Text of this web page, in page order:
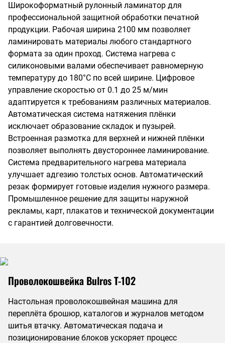
Широкоформатный рулонный ламинатор для
профессиональной защитной обработки печатной
продукции. Рабочая ширина 2100 мм позволяет
ламинировать материалы любого стандартного
формата за один проход. Система нагрева с
силиконовыми валами обеспечивает равномерную
температуру до 180°C по всей ширине. Цифровое
управление скоростью от 0.1 до 25 м/мин
адаптируется к требованиям различных материалов.
Автоматическая система натяжения плёнки
исключает образование складок и пузырей.
Встроенная размотка для верхней и нижней плёнки
позволяет выполнять двустороннее ламинирование.
Система предварительного нагрева материала
улучшает адгезию толстых основ. Автоматический
резак формирует готовые изделия нужного размера.
Промышленное решение для защиты наружной
рекламы, карт, плакатов и технической документации
с гарантией долговечности.
Проволокошвейка Bulros T-102
Настольная проволокошвейная машина для
переплёта брошюр, каталогов и журналов методом
шитья втачку. Автоматическая подача и
позиционирование блоков ускоряет процесс